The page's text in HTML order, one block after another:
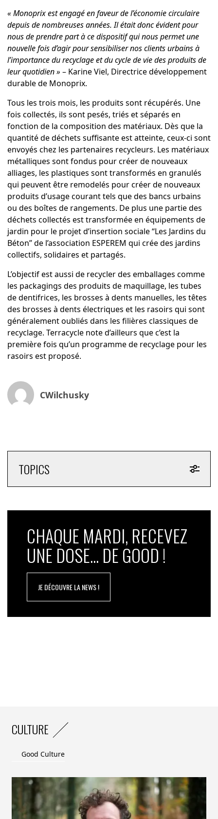
« Monoprix est engagé en faveur de l’économie circulaire
depuis de nombreuses années. Il était donc évident pour
nous de prendre part à ce dispositif qui nous permet une
nouvelle fois d’agir pour sensibiliser nos clients urbains à
l’importance du recyclage et du cycle de vie des produits de
leur quotidien » – Karine Viel, Directrice développement
durable de Monoprix.
Tous les trois mois, les produits sont récupérés. Une
fois collectés, ils sont pesés, triés et séparés en
fonction de la composition des matériaux. Dès que la
quantité de déchets suffisante est atteinte, ceux-ci sont
envoyés chez les partenaires recycleurs. Les matériaux
métalliques sont fondus pour créer de nouveaux
alliages, les plastiques sont transformés en granulés
qui peuvent être remodelés pour créer de nouveaux
produits d’usage courant tels que des bancs urbains
ou des boîtes de rangements. De plus une partie des
déchets collectés est transformée en équipements de
jardin pour le projet d’insertion sociale“Les Jardins du
Béton”de l’association ESPEREM qui crée des jardins
collectifs, solidaires et partagés.
L’objectif est aussi de recycler des emballages comme
les packagings des produits de maquillage, les tubes
de dentifrices, les brosses à dents manuelles, les têtes
des brosses à dents électriques et les rasoirs qui sont
généralement oubliés dans les filières classiques de
recyclage. Terracycle note d’ailleurs que c’est la
première fois qu’un programme de recyclage pour les
rasoirs est proposé.
CWilchusky
TOPICS
CHAQUE MARDI, RECEVEZ
UNE DOSE... DE GOOD !
JE DÉCOUVRE LA NEWS !
CULTURE
Good Culture